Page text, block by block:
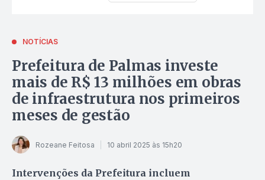
NOTÍCIAS
Prefeitura de Palmas investe
mais de R$ 13 milhões em obras
de infraestrutura nos primeiros
meses de gestão
Rozeane Feitosa 10 abril 2025 às 15h20
Intervenções da Prefeitura incluem